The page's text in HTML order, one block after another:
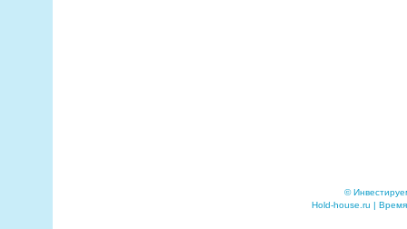
©
Hold-house.ru |